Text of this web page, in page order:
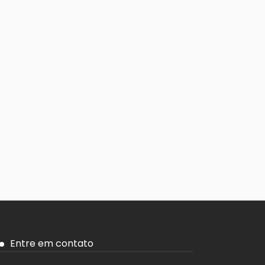
Entre em contato